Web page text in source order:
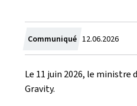
Communiqué Crée
le
12.06.2026
Le 11 juin 2026, le
Gravity.